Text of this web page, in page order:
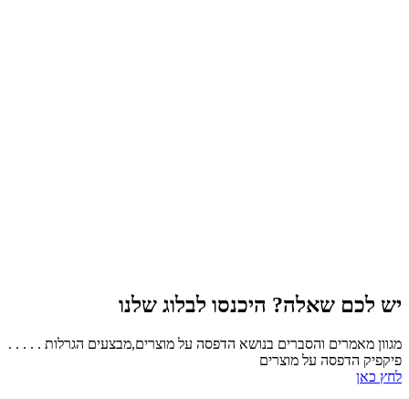
יש לכם שאלה? היכנסו לבלוג שלנו
מגוון מאמרים והסברים בנושא הדפסה על מוצרים,מבצעים הגרלות . . . . .
פיקפיק הדפסה על מוצרים
לחץ כאן